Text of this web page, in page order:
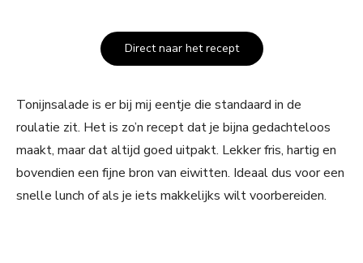
Direct naar het recept
Tonijnsalade is er bij mij eentje die standaard in de
roulatie zit. Het is zo’n recept dat je bijna gedachteloos
maakt, maar dat altijd goed uitpakt. Lekker fris, hartig en
bovendien een fijne bron van eiwitten. Ideaal dus voor een
snelle lunch of als je iets makkelijks wilt voorbereiden.